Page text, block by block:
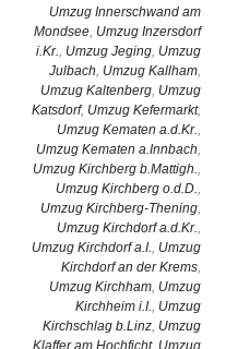
Umzug Innerschwand am
Mondsee, Umzug Inzersdorf
i.Kr., Umzug Jeging, Umzug
Julbach, Umzug Kallham,
Umzug Kaltenberg, Umzug
Katsdorf, Umzug Kefermarkt,
Umzug Kematen a.d.Kr.,
Umzug Kematen a.Innbach,
Umzug Kirchberg b.Mattigh.,
Umzug Kirchberg o.d.D.,
Umzug Kirchberg-Thening,
Umzug Kirchdorf a.d.Kr.,
Umzug Kirchdorf a.I., Umzug
Kirchdorf an der Krems,
Umzug Kirchham, Umzug
Kirchheim i.I., Umzug
Kirchschlag b.Linz, Umzug
Klaffer am Hochficht, Umzug